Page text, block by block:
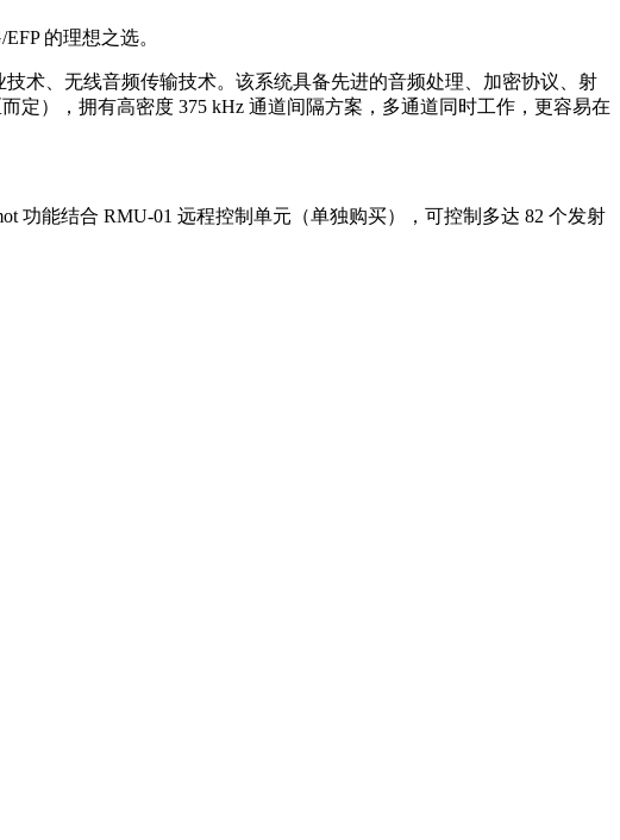
的理想之选。
术、无线音频传输技术。该系统具备先进的音频处理、加密协议、射
定），拥有高密度 375 kHz 通道间隔方案，多通道同时工作，更容易在
功能结合 RMU-01 远程控制单元（单独购买），可控制多达 82 个发射